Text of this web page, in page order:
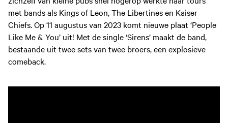
met bands als Kings of Leon, The Libertines en Kaiser
Chiefs. Op 11 augustus van 2023 komt nieuwe plaat ‘People
Like Me & You’ uit! Met de single ‘Sirens’ maakt de band,
bestaande uit twee sets van twee broers, een explosieve
comeback.